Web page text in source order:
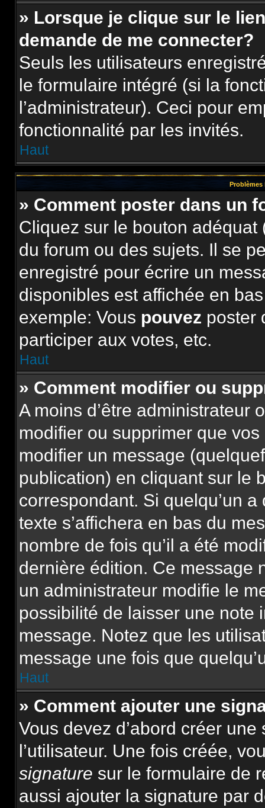
» Lorsque je clique sur le
demande de me connecter?
Seuls les utilisateurs
le formulaire intégré (si la
l’administrateur). Ceci pour
fonctionnalité par les invités.
Haut
Problèmes
» Comment poster dans un
Cliquez sur le bouton
du forum ou des sujets. Il se
enregistré pour écrire un
disponibles est affichée en
exemple: Vous pouvez poster
participer aux votes, etc.
Haut
» Comment modifier ou
A moins d’être administrateur
modifier ou supprimer que
modifier un message
publication) en cliquant sur le
correspondant. Si quelqu’un
texte s’affichera en bas du
nombre de fois qu’il a été
dernière édition. Ce message
un administrateur modifie le
possibilité de laisser une note
message. Notez que les
message une fois que
Haut
» Comment ajouter une
Vous devez d’abord créer
l’utilisateur. Une fois créée,
signature sur le formulaire de
aussi ajouter la signature par